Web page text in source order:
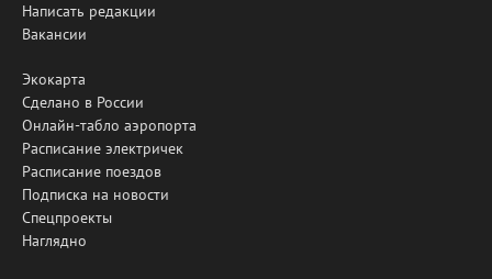
Написать редакции
Вакансии
Экокарта
Сделано в России
Онлайн-табло аэропорта
Расписание электричек
Расписание поездов
Подписка на новости
Спецпроекты
Наглядно